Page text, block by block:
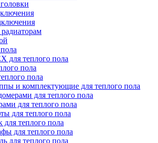
для теплого пола
пола
пола
и комплектующие для теплого пола
для теплого пола
для теплого пола
для теплого пола
для теплого пола
для теплого пола
для теплого пола